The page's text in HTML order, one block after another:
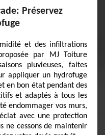
Préservez
et des infiltrations
par MJ Toiture
pluvieuses, faites
appliquer un hydrofuge
en bon état pendant des
et adaptés à tous les
endommager vos murs,
avec une protection
ne cessons de maintenir